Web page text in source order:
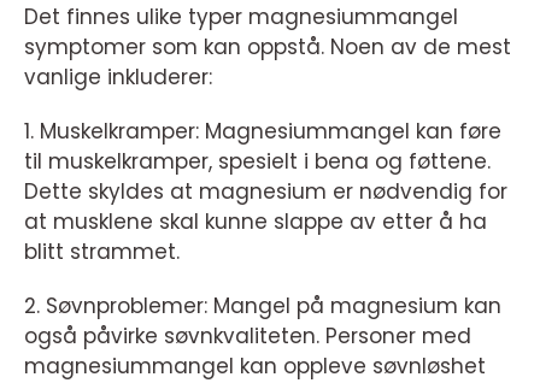
Det finnes ulike typer magnesiummangel
symptomer som kan oppstå. Noen av de mest
vanlige inkluderer:
1. Muskelkramper: Magnesiummangel kan føre
til muskelkramper, spesielt i bena og føttene.
Dette skyldes at magnesium er nødvendig for
at musklene skal kunne slappe av etter å ha
blitt strammet.
2. Søvnproblemer: Mangel på magnesium kan
også påvirke søvnkvaliteten. Personer med
magnesiummangel kan oppleve søvnløshet